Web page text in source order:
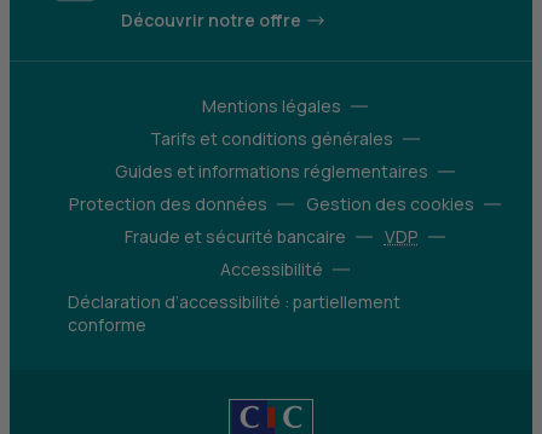
Découvrir notre offre
Mentions légales
Tarifs et conditions générales
Guides et informations réglementaires
Protection des données
Gestion des cookies
Fraude et sécurité bancaire
VDP
Accessibilité
Déclaration d’accessibilité : partiellement
conforme